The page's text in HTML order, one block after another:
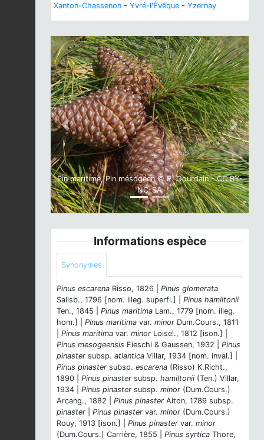
Xanton-Chassenon - Yvré-l'Évêque - Yzernay
Pin maritime, Pin mésogéen © P. Gourdain - CC BY-
NC-SA
Previous Next
Informations espèce
Synonymes
Pinus escarena Risso, 1826 | Pinus glomerata
Salisb., 1796 [nom. illeg. superfl.] | Pinus hamiltonii
Ten., 1845 | Pinus maritima Lam., 1779 [nom. illeg.
hom.] | Pinus maritima var. minor Dum.Cours., 1811
Pinus maritima var. minor Loisel., 1812 [ison.] |
Pinus mesogeensis Fieschi & Gaussen, 1932 | Pinus
pinaster subsp. atlantica Villar, 1934 [nom. inval.] |
Pinus pinaster subsp. escarena (Risso) K.Richt.,
1890 | Pinus pinaster subsp. hamiltonii (Ten.) Villar,
1934 | Pinus pinaster subsp. minor (Dum.Cours.)
Arcang., 1882 | Pinus pinaster Aiton, 1789 subsp.
pinaster
Pinus pinaster var. minor (Dum.Cours.)
Rouy, 1913 [ison.] | Pinus pinaster var. minor
(Dum.Cours.) Carrière, 1855 | Pinus syrtica Thore,